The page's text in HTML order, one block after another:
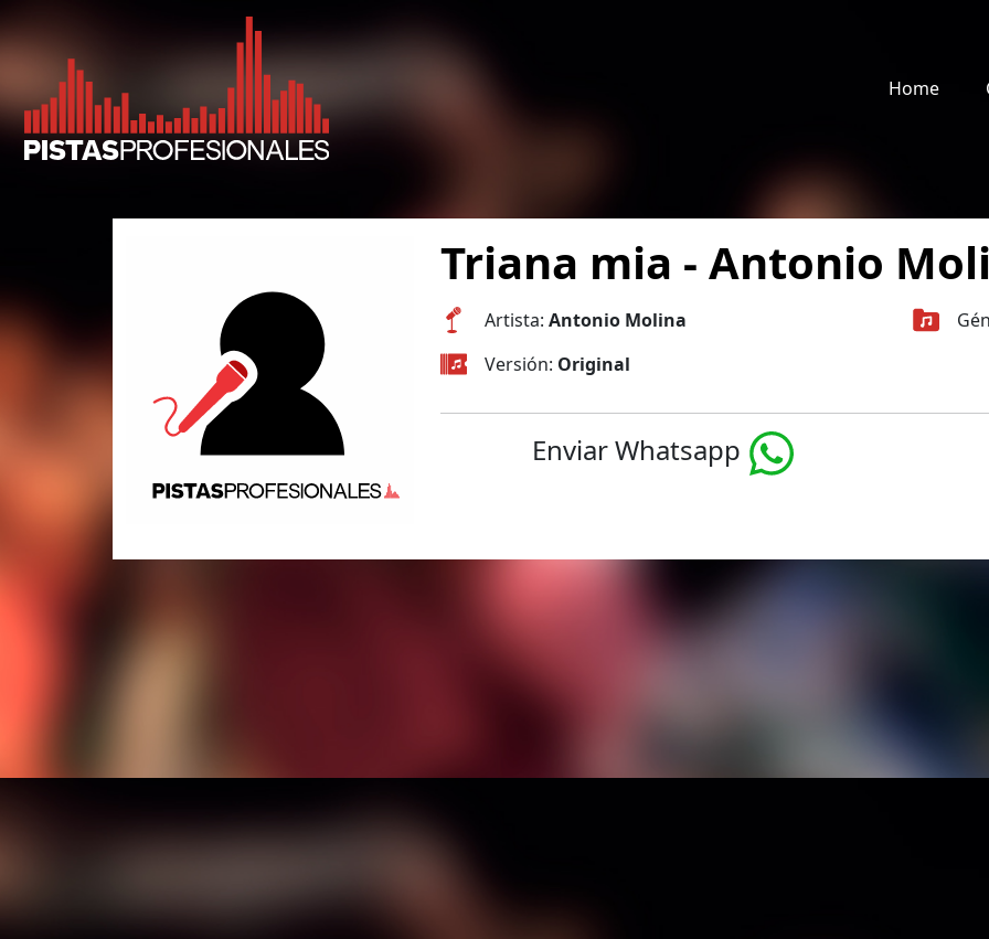
Home
Triana mia - Antonio
Artista: Antonio Molina
Versión: Original
Enviar Whatsapp